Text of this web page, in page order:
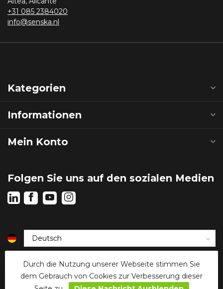
+31 085 2384020
info@senska.nl
Kategorien
Informationen
Mein Konto
Folgen Sie uns auf den sozialen Medien
Durch die Nutzung unserer Webseite stimmen Sie
dem Gebrauch von Cookies zur Verbesserung dieser